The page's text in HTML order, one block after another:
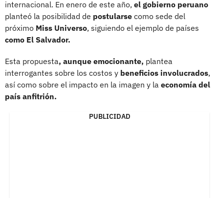
internacional. En enero de este año, el gobierno peruano
planteó la posibilidad de postularse como sede del
próximo Miss Universo, siguiendo el ejemplo de países
como El Salvador.
Esta propuesta, aunque emocionante, plantea
interrogantes sobre los costos y beneficios involucrados,
así como sobre el impacto en la imagen y la economía del
país anfitrión.
PUBLICIDAD